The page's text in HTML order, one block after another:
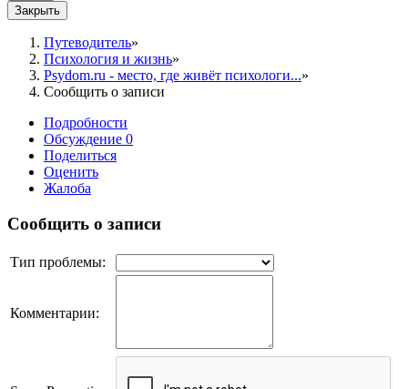
Закрыть
Путеводитель
Психология и жизнь
Psydom.ru - место, где живёт психологи...
Сообщить о записи
Подробности
Обсуждение 0
Поделиться
Оценить
Жалоба
Сообщить о записи
Тип проблемы:
Комментарии: